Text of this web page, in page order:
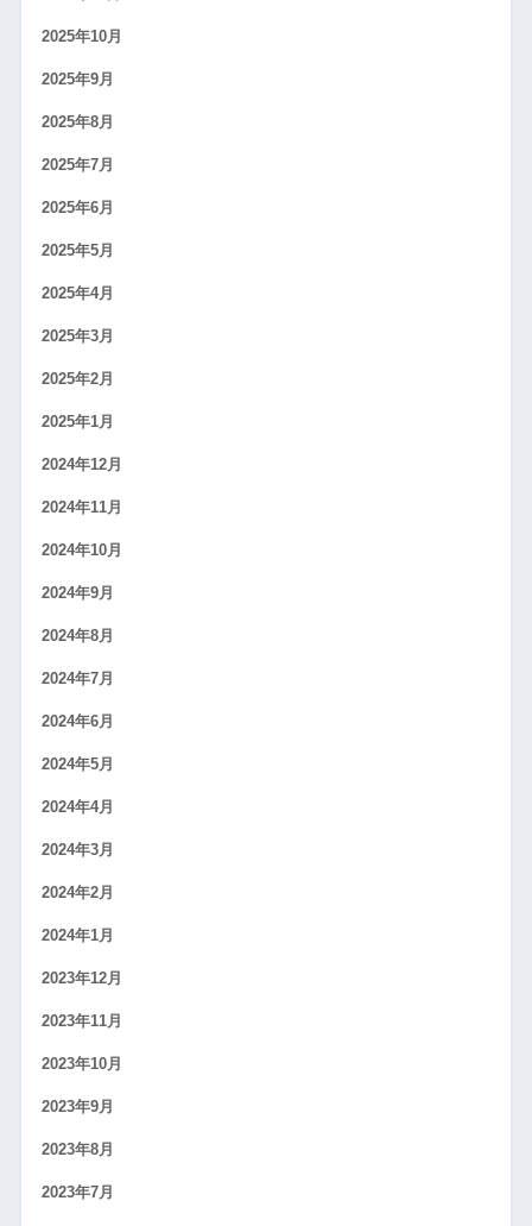
2025年10月
2025年9月
2025年8月
2025年7月
2025年6月
2025年5月
2025年4月
2025年3月
2025年2月
2025年1月
2024年12月
2024年11月
2024年10月
2024年9月
2024年8月
2024年7月
2024年6月
2024年5月
2024年4月
2024年3月
2024年2月
2024年1月
2023年12月
2023年11月
2023年10月
2023年9月
2023年8月
2023年7月